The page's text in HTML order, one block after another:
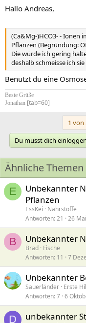
Hallo Andreas,
(Ca&Mg-)HCO3- - Ionen
Pflanzen (Begründung:
Die würde ich gering
deshalb schmeisse ich
Benutzt du eine
Beste Grüße
Jonathan [tab=60]
1 von
Du musst dich
Ähnliche Themen
E
Unbekannter
Pflanzen
EssKei
Nährstoffe
Antworten 21 26
B Unbekannter
Brad Fische
Antworten 11 7
Unbekannter
Sauerländer Erste
Antworten 7 6
D unbekannter